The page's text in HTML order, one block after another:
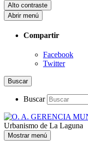
Alto contraste
Abrir menú
Compartir
Facebook
Twitter
Buscar
Buscar
Urbanismo de La Laguna
Mostrar menú